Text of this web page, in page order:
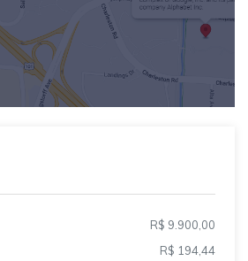
R$ 9.900,00
R$ 194,44